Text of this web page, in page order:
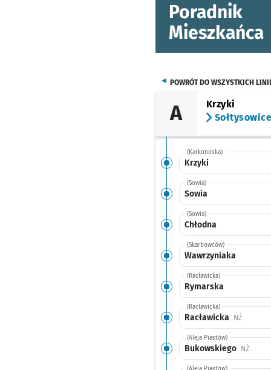
Poradnik
Mieszkańca
POWRÓT DO WSZYSTKICH LINII
A
Krzyki
Sołtysowice
(Karkonoska)
Krzyki
(Sowia)
Sowia
(Sowia)
Chłodna
(Skarbowców)
Wawrzyniaka
(Racławicka)
Rymarska
(Racławicka)
Racławicka NŻ
(Aleja Piastów)
Bukowskiego NŻ